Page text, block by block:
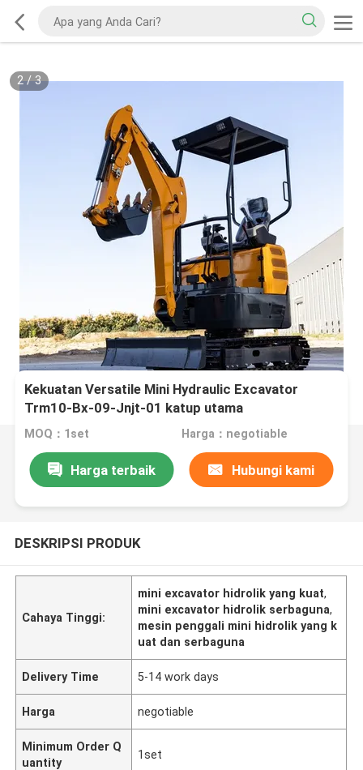
2/3
Kekuatan Versatile Mini Hydraulic Excavator
Trm10-Bx-09-Jnjt-01 katup utama
MOQ：1set Harga：negotiable
Harga terbaik Hubungi kami
DESKRIPSI PRODUK
Cahaya Tinggi:
mini excavator hidrolik yang kuat,
mini excavator hidrolik serbaguna,
mesin penggali mini hidrolik yang k
uat dan serbaguna
Delivery Time 5-14 work days
Harga negotiable
Minimum Order Q
uantity
1set